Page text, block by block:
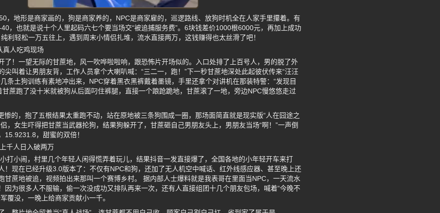
，地形是商家画的，狗是商家养的，NPC是商家雇的，巡逻路线、放狗时机全在人家手里攥着。有
，也就是说十个人里起码六七个要当场交“被追捕服务费”。6块钱差价1000根6000元，再加上成功
利轻松一万五往上，遇到周末小情侣扎堆，流水直接两万，这钱赚得也太丝滑了吧！
真人吃鸡现场
了！一望无际的甘蔗地，风一吹哗啦啦响，跟恐怖片开场似的。入口处排了上百号人，男的脱了外
尖叫着让男朋友背，工作人员拿个大喇叭喊：“三二一，跑！”下一秒甘蔗地深处此起彼伏传来“汪汪
条土狗训练有素地冲出来，NPC穿着黑衣黑裤戴着墨镜，手里还拿个对讲机在那装特警：“发现目
甘蔗跑了没十米就被狗从后面叼住裤腿，直接一个踉跄跪地，甘蔗滚了一地，旁边NPC慢悠悠走过
惨的，抱了五根结果太重跑不动，站在原地被三条狗围成一圈，那场面简直就是现实版“人在囧途之
，女生吓得把甘蔗当武器抡狗，结果狗躲开了，甘蔗砸自己男朋友头上，男朋友当场“啊！”一声倒
15.9231.8，甜蜜的双倍！
千人日入破两万
打小闹，村里几个年轻人闲得慌弄着玩儿，结果抖音一发直接爆了，全国各地的小年轻开车来打
！现在已经升级3.0版本了：不仅有NPC和狗，还加了无人机空中喊话、红外线感应器、甚至晚上还
甘蔗地被追，视频拍出来那叫一个赛博乡村。 据内部人士爆料就是我表哥在里面当NPC，一天流水
因为很多人不服输，偷一次没成功又排队再来一次，还有人直接组团十几个朋友包场，喊着“今晚不
覆没，一晚上给商家贡献小一千。